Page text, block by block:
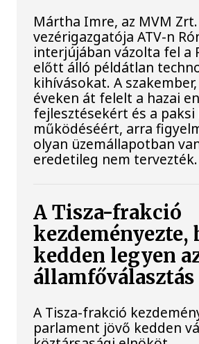
Mártha Imre, az MVM
vezérigazgatója ATV-n
interjújában vázolta fel a
előtt álló példátlan
kihívásokat. A
éveken át felelt a hazai
fejlesztésekért és a
működéséért, arra
olyan üzemállapotban
eredetileg nem tervezték.
A Tisza-frakció
kezdeményezte,
kedden legyen
államfőválasztás
A Tisza-frakció
parlament jövő kedden